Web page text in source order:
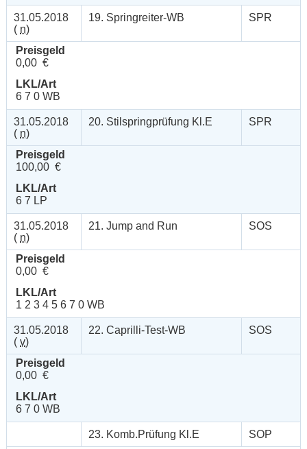
31.05.2018
( n)
19. Springreiter-WB SPR
Preisgeld
0,00 €
LKL/Art
6 7 0 WB
31.05.2018
( n)
20. Stilspringprüfung Kl.E SPR
Preisgeld
100,00 €
LKL/Art
6 7 LP
31.05.2018
( n)
21. Jump and Run SOS
Preisgeld
0,00 €
LKL/Art
1 2 3 4 5 6 7 0 WB
31.05.2018
( v)
22. Caprilli-Test-WB SOS
Preisgeld
0,00 €
LKL/Art
6 7 0 WB
23. Komb.Prüfung Kl.E
SOP